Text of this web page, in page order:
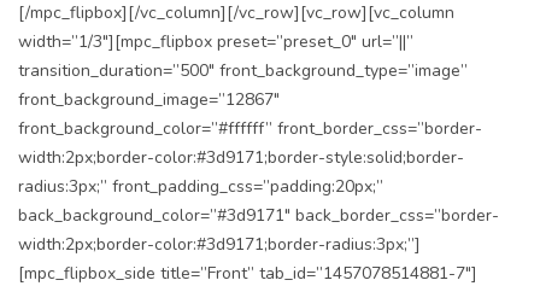
[/mpc_flipbox][/vc_column][/vc_row][vc_row][vc_column
width=”1/3″][mpc_flipbox preset=”preset_0″ url=”||”
transition_duration=”500″ front_background_type=”image”
front_background_image=”12867″
front_background_color=”#ffffff” front_border_css=”border-
width:2px;border-color:#3d9171;border-style:solid;border-
radius:3px;” front_padding_css=”padding:20px;”
back_background_color=”#3d9171″ back_border_css=”border-
width:2px;border-color:#3d9171;border-radius:3px;”]
[mpc_flipbox_side title=”Front” tab_id=”1457078514881-7″]